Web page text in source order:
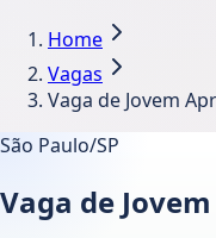
Home
Vagas
Vaga de Jovem
São Paulo/SP
Vaga de